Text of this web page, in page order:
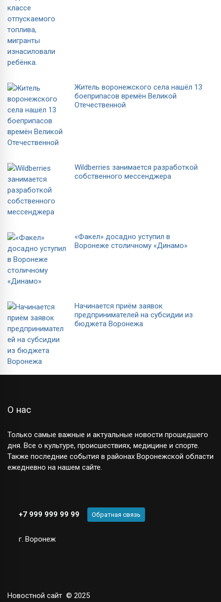
Житель воронежского села нашёл 13
боеприпасов времён Великой
Отечественной
Wildberries занимается разработкой
собственного мессенджера
«Факел» досадно уступил в
Воронеже столичному «Динамо»
Начинается приём заявок
предпринимателей на субсидии из
бюджета Воронежа
О нас
Только самые важные и актуальные новости прошедшего
дня. Все о культуре, происшествиях, медицине и спорте.
Также последние события в районах Воронежской области
ежедневно на нашем сайте.
+7 999 999 99 99 Обратная связь
г. Воронеж
Новостной сайт © 2025